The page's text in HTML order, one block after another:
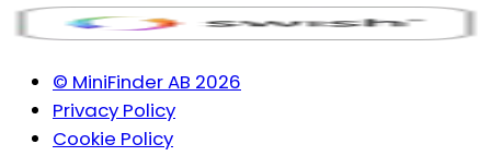
© MiniFinder AB 2026
Privacy Policy
Cookie Policy